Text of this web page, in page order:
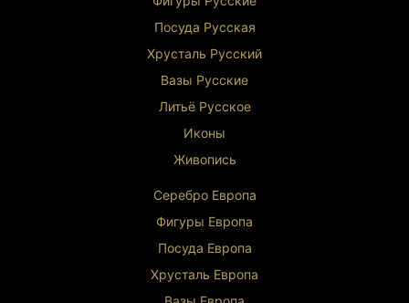
Посуда Русская
Хрусталь Русский
Вазы Русские
Литьё Русское
Иконы
Живопись
Серебро Европа
Фигуры Европа
Посуда Европа
Хрусталь Европа